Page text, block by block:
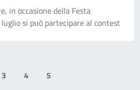
in occasione della Festa
si può partecipare al contest
3 4 5